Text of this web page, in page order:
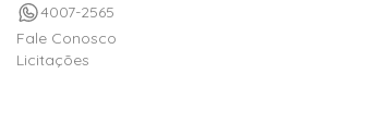
4007-2565
Fale Conosco
Licitações